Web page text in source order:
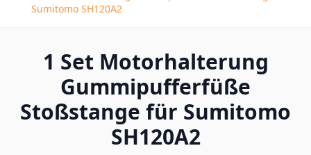
Sumitomo SH120A2
1 Set Motorhalterung
Gummipufferfüße
Stoßstange für Sumitomo
SH120A2